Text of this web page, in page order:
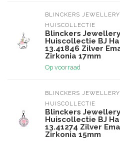
BLINCKERS JEWELLERY
HUISCOLLECTIE
Blinckers Jewellery
Huiscollectie BJ
13.41846 Zilver
Zirkonia 17mm
Op voorraad
BLINCKERS JEWELLERY
HUISCOLLECTIE
Blinckers Jewellery
Huiscollectie BJ
13.41274 Zilver
Zirkonia 15mm